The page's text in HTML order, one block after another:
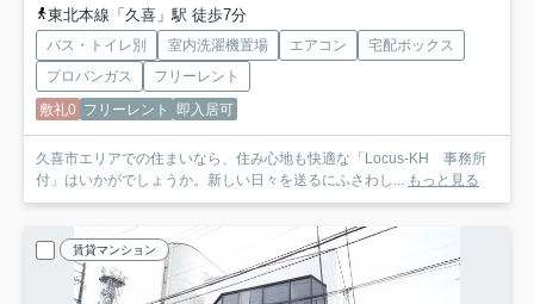
東北本線「久喜」駅 徒歩7分
バス・トイレ別 室内洗濯機置場 エアコン
宅配ボックス
プロパンガス
フリーレント
敷礼0 フリーレント 即入居可
久喜市エリアでの住まいなら、住み心地も快適な「Locus-KH 事務所
付」はいかがでしょうか。新しい日々を送るにふさわし... もっと見る
賃貸マンション